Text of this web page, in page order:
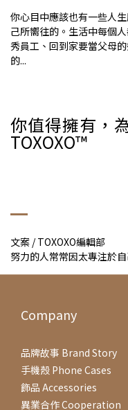
你心目中應該也有一些人
己所嚮往的。生活中每個
秀員工、回到家要當父母
的...
你值得擁有，
TOXOXO™
文案 / TOXOXO編輯部
努力的人常常因太專注於
Company
品牌故事 Brand Story
手機殼 Phone Cases
飾品 Accessories
異業合作 Cooperation